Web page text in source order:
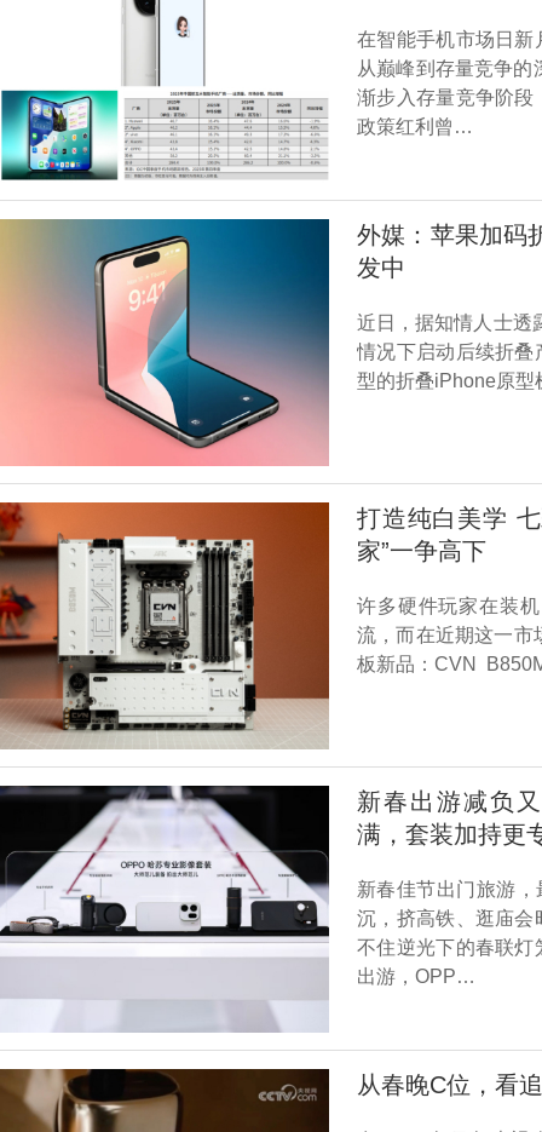
在智能手机市场日新
从巅峰到存量竞争
渐步入存量竞争阶段
政策红利曾…
外媒：苹果加码
发中
近日，据知情人士透
情况下启动后续折叠
型的折叠iPhone原
打造纯白美学
家”一争高下
许多硬件玩家在装
流，而在近期这一市
板新品：CVN
新春出游减负
满，套装加持更
新春佳节出门旅游，
沉，挤高铁、逛庙会
不住逆光下的春联灯
出游，OPP…
从春晚C位，看